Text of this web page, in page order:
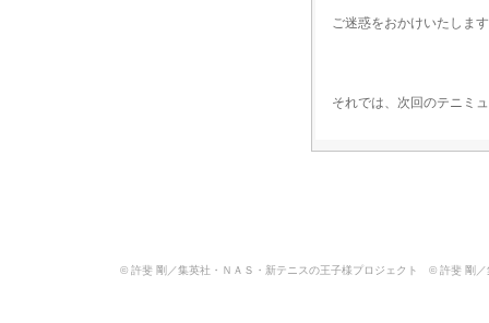
ご迷惑をおかけいたしま
それでは、次回のテニミ
© 許斐 剛／集英社・ＮＡＳ・新テニスの王子様プロジェクト © 許斐 剛／